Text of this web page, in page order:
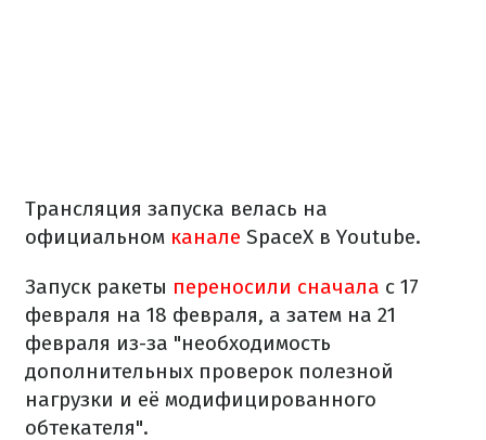
Трансляция запуска велась на
официальном канале SpaceX в Youtube.
Запуск ракеты переносили сначала с 17
февраля на 18 февраля, а затем на 21
февраля из-за "необходимость
дополнительных проверок полезной
нагрузки и её модифицированного
обтекателя".